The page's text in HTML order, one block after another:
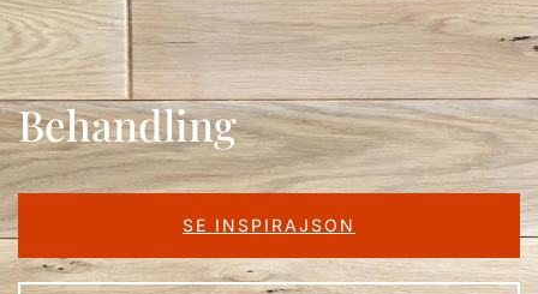
Behandling
SE INSPIRAJSON